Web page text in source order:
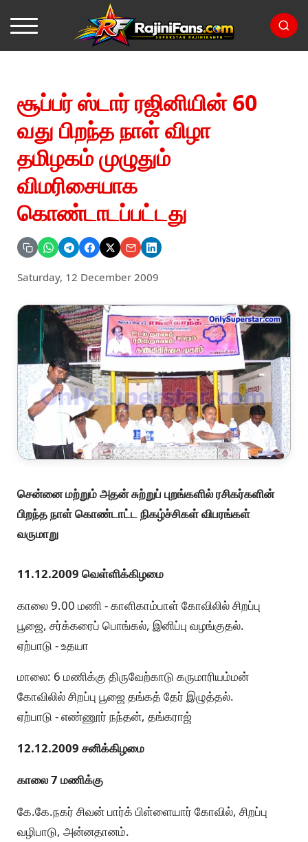
சூப்பர் ஸ்டார் ரஜினியின் 60
வது பிறந்த நாள் விழா
தமிழகம் முழுதும்
விமரிசையாக
கொண்டாடப்பட்டது
Saturday, 12 December 2009
சென்னை மற்றும் அதன் சுற்றுப் புறங்களில் ரசிகர்களின்
பிறந்த நாள் கொண்டாட்ட நிகழ்ச்சிகள் விபரங்கள்
வருமாறு
11.12.2009 வெள்ளிக்கிழமை
காலை 9.00 மணி - காளிகாம்பாள் கோவிலில் சிறப்பு
பூஜை, சர்க்கரைப் பொங்கல், இனிப்பு வழங்குதல்.
ஏற்பாடு - உதயா
மாலை: 6 மணிக்கு திருவேற்காடு கருமாரியம்மன்
கோவிலில் சிறப்பு பூஜை தங்கத் தேர் இழுத்தல்.
ஏற்பாடு - எண்ணூர் நந்தன், தங்கராஜ்
12.12.2009 சனிக்கிழமை
காலை 7 மணிக்கு
கே.கே.நகர் சிவன் பார்க் பிள்ளையார் கோவில், சிறப்பு
வழிபாடு, அன்னதானம்.